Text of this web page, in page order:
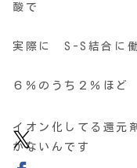
酸で
実際に S-S結合に
６％のうち２％ほど
イオン化してる還元剤
かないんです